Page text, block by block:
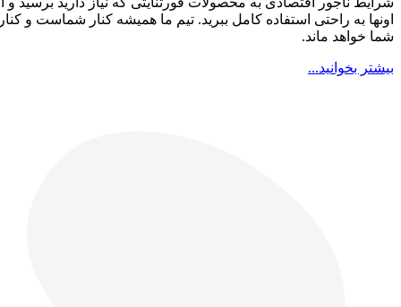
اونها به راحتی استفاده کامل ببرید. تیم ما همیشه کنار شماست و کنار
شما خواهد ماند.
بیشتر بخوانید...